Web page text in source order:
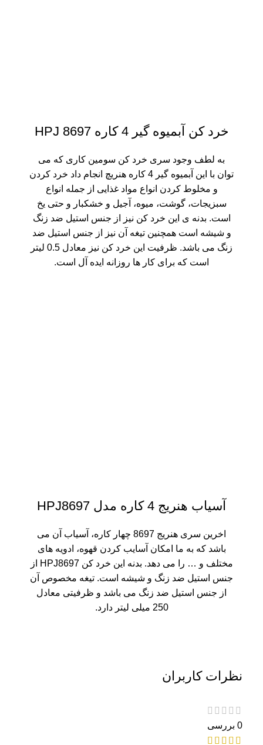
خرد کن آبمیوه گیر 4 کاره HPJ 8697
به لطف وجود سری خرد کن سومین کاری که می
توان با این آبمیوه گیر 4 کاره هنریچ انجام داد خرد کردن
و مخلوط کردن انواع مواد غذایی از جمله انواع
سبزیجات، گوشت، میوه، آجیل و خشکبار و حتی یخ
است. بدنه ی این خرد کن نیز از جنس استیل ضد زنگ
و شیشه است همچنین تیغه آن نیز از جنس استیل ضد
زنگ می باشد. ظرفیت این خرد کن نیز معادل 0.5 لیتر
است که برای کار ها روزانه ایده آل است.
آسیاب هنریج 4 کاره مدل HPJ8697
اخرین سری هنریج 8697 چهار کاره، آسیاب آن می
باشد که به ما امکان آسایب کردن قهوه، ادویه های
مختلف و … را می دهد. بدنه این خرد کن HPJ8697 از
جنس استیل ضد زنگ و شیشه است. تیغه مخصوص آن
از جنس استیل ضد زنگ می باشد و ظرفیتی معادل
250 میلی لیتر دارد.
نظرات کاربران
0 بررسی